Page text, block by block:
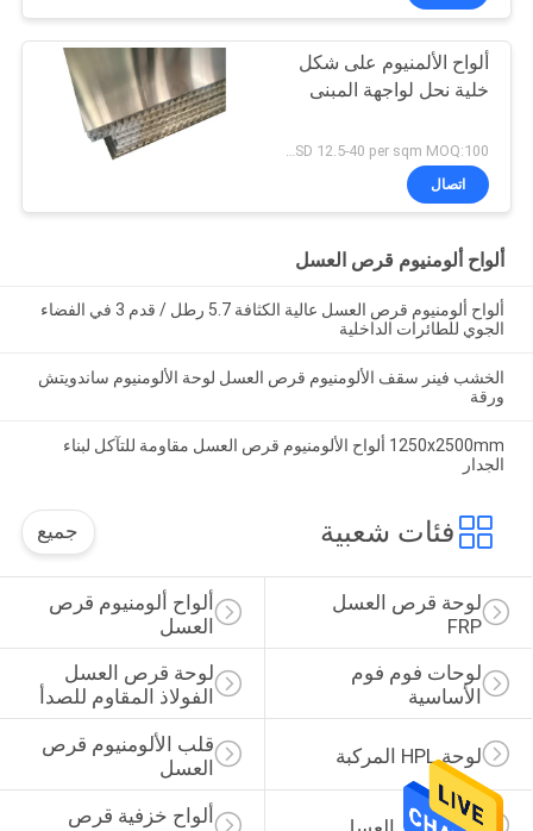
ألواح الألمنيوم على شكل
خلية نحل لواجهة المبنى
اتصال
ألواح ألومنيوم قرص العسل
ألواح ألومنيوم قرص العسل عالية الكثافة 5.7 رطل / قدم 3 في الفضاء
الجوي للطائرات الداخلية
الخشب فينر سقف الألومنيوم قرص العسل لوحة الألومنيوم ساندويتش
ورقة
1250x2500mm ألواح الألومنيوم قرص العسل مقاومة للتآكل لبناء
الجدار
فئات شعبية جميع
ألواح ألومنيوم قرص
العسل
لوحة قرص العسل
FRP
لوحة قرص العسل
الفولاذ المقاوم للصدأ
لوحات فوم فوم
الأساسية
قلب الألومنيوم قرص
العسل
لوحة HPL المركبة
ألواح خزفية قرص